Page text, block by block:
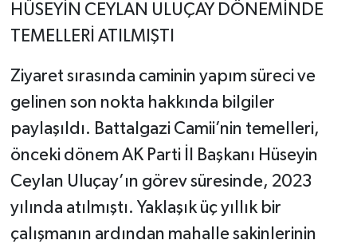
​HÜSEYİN CEYLAN ULUÇAY DÖNEMİNDE
TEMELLERİ ATILMIŞTI
​Ziyaret sırasında caminin yapım süreci ve
gelinen son nokta hakkında bilgiler
paylaşıldı. Battalgazi Camii’nin temelleri,
önceki dönem AK Parti İl Başkanı Hüseyin
Ceylan Uluçay’ın görev süresinde, 2023
yılında atılmıştı. Yaklaşık üç yıllık bir
çalışmanın ardından mahalle sakinlerinin